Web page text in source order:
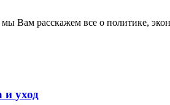
Вам расскажем все о политике,
уход